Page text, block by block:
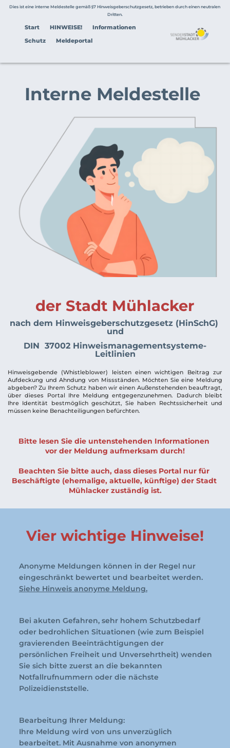
ZumDies ist eine interne Meldestelle gemäß §7 Hinweisgeberschutzgesetz, betrieben durch einen neutralen
Dritten.
Start HINWEISE!
Informationen
Schutz
Meldeportal
Interne Meldestelle
der Stadt Mühlacker
nach dem Hinweisgeberschutzgesetz (HinSchG)
und
DIN  37002 Hinweismanagementsysteme-
Leitlinien
Hinweisgebende (Whistleblower) leisten einen wichtigen Beitrag zur
Aufdeckung und Ahndung von Missständen. Möchten Sie eine Meldung
abgeben? Zu Ihrem Schutz haben wir einen Außenstehenden beauftragt,
über dieses Portal Ihre Meldung entgegenzunehmen. Dadurch bleibt
Ihre Identität bestmöglich geschützt, Sie haben Rechtssicherheit und
müssen keine Benachteiligungen befürchten.
Bitte lesen Sie die untenstehenden Informationen
vor der Meldung aufmerksam durch!
Beachten Sie bitte auch, dass dieses Portal nur für
Beschäftigte (ehemalige, aktuelle, künftige) der Stadt
Mühlacker zuständig ist.
Vier wichtige Hinweise!
Anonyme Meldungen können in der Regel nur
eingeschränkt bewertet und bearbeitet werden.
Siehe Hinweis anonyme Meldung.
Bei akuten Gefahren, sehr hohem Schutzbedarf
oder bedrohlichen Situationen (wie zum Beispiel
gravierenden Beeinträchtigungen der
persönlichen Freiheit und Unversehrtheit) wenden
Sie sich bitte zuerst an die bekannten
Notfallrufnummern oder die nächste
Polizeidienststelle.
Bearbeitung Ihrer Meldung:
Ihre Meldung wird von uns unverzüglich
bearbeitet. Mit Ausnahme von anonymen